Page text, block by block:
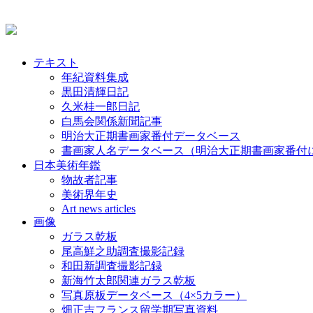
テキスト
年紀資料集成
黒田清輝日記
久米桂一郎日記
白馬会関係新聞記事
明治大正期書画家番付データベース
書画家人名データベース（明治大正期書画家番付
日本美術年鑑
物故者記事
美術界年史
Art news articles
画像
ガラス乾板
尾高鮮之助調査撮影記録
和田新調査撮影記録
新海竹太郎関連ガラス乾板
写真原板データベース（4×5カラー）
畑正吉フランス留学期写真資料